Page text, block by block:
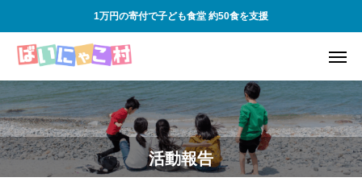
1万円の寄付で子ども食堂 約50食を支援
活動報告